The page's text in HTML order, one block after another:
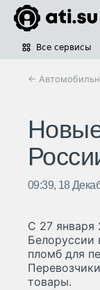
Все сервисы
←
09:39, 18
С 27 января
Белоруссии
пломб для
товары.